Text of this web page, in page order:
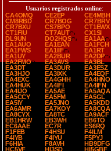
Usuarios registrados online:
CA4OMQ
CE2EP
CE4MBH
CM8RBD
CR7BOG
CR7BRV
CR7BXU
CS7BPO
CT1EWX
CT1FIU
CT7AUT
CX1SI
DL9UN
DO2HQS
EA1AA
EA1AUO
EA1EAN
EA1FCH
EA1FWS
EA1IIF
EA1RT
EA1UY
EA2BUR
EA2DP
EA2FMO
EA3AVS
EA3BL
EA3DT
EA3DUR
EA3ESZ
EA3HJO
EA3IXK
EA4EQF
EA4EXC
EA4GHH
EA4HNO
EA4HUK
EA4IFI
EA4IFN
EA4IJO
EA5AE
EA5AQA
EA5CCY
EA5FM
EA5GL
EA5IY
EA5JNO
EA5KDD
EA6AMR
EA7KOY
EA8CQA
EA8CYX
EA8TC
EA9ACF
EB1HRW
EB3WH
EB6TO
EC6AAE
EC7R
ES6RQ
F1FEB
F4HSU
F4ILM
F4IYB
F4IYU
F5PYJ
F6HIA
F8AVH
HB9DFG
HC5VF
HI3SD
HI5GBF